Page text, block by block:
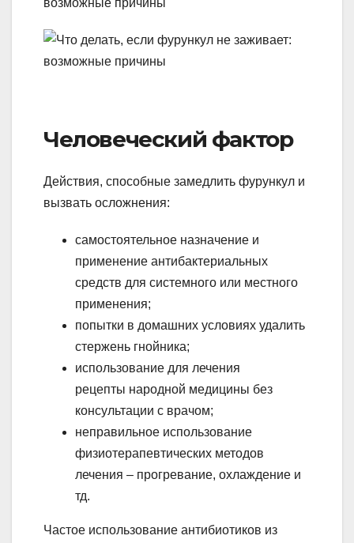
Человеческий фактор
Действия, способные замедлить фурункул и
вызвать осложнения:
самостоятельное назначение и
применение антибактериальных
средств для системного или местного
применения;
попытки в домашних условиях удалить
стержень гнойника;
использование для лечения
рецепты народной медицины без
консультации с врачом;
неправильное использование
физиотерапевтических методов
лечения – прогревание, охлаждение и
тд.
Частое использование антибиотиков из